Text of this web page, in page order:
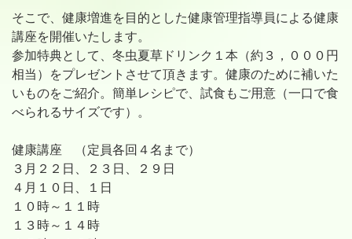
そこで、健康増進を目的とした健康管理指導員による健康
講座を開催いたします。
参加特典として、冬虫夏草ドリンク１本（約３，０００円
相当）をプレゼントさせて頂きます。健康のために補いた
いものをご紹介。簡単レシピで、試食もご用意（一口で食
べられるサイズです）。
健康講座 （定員各回４名まで）
３月２２日、２３日、２９日
４月１０日、１日
１０時～１１時
１３時～１４時